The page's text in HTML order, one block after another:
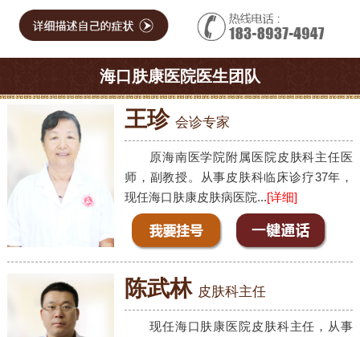
海口肤康医院医生团队
王珍 会诊专家
原海南医学院附属医院皮肤科主任医
师，副教授。从事皮肤科临床诊疗37年，
现任海口肤康皮肤病医院...[详细]
陈武林 皮肤科主任
现任海口肤康医院皮肤科主任，从事